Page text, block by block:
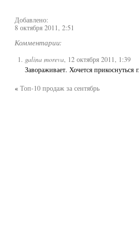
Добавлено:
8 октября 2011, 2:51
Комментарии:
galina moreva, 12 октября 2011, 1:39
Завораживает. Хочется прикоснуться
« Топ-10 продаж за сентябрь